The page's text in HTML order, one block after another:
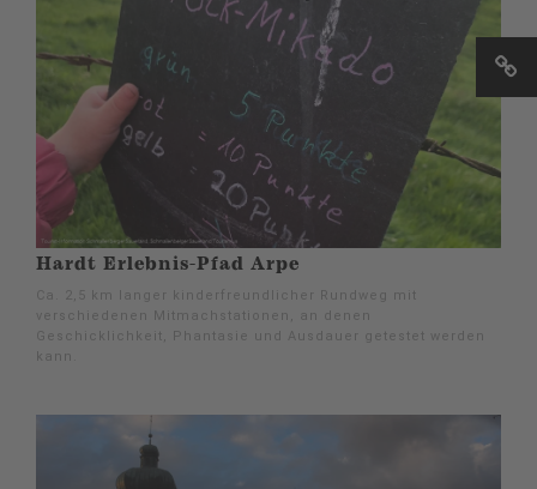
Hardt Erlebnis-Pfad Arpe
Ca. 2,5 km langer kinderfreundlicher Rundweg mit
verschiedenen Mitmachstationen, an denen
Geschicklichkeit, Phantasie und Ausdauer getestet werden
kann.